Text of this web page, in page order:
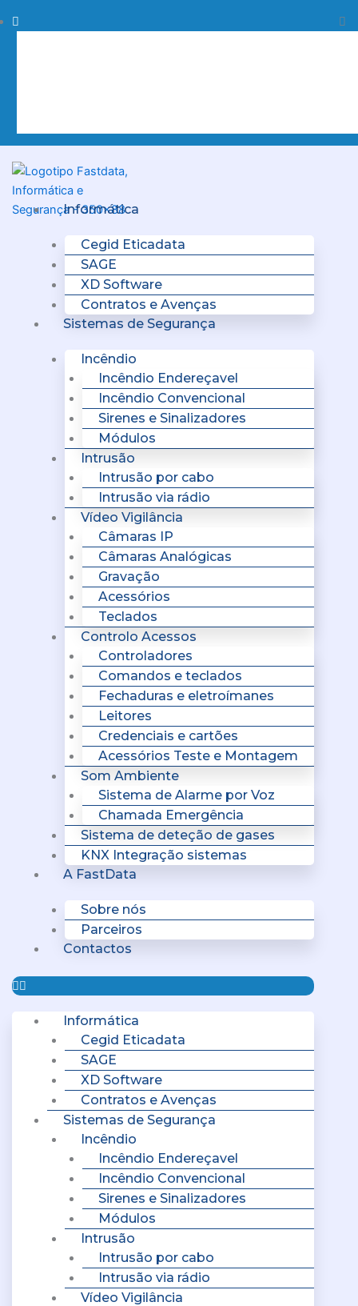
to
Procurar
Informática
Cegid Eticadata
SAGE
XD Software
Contratos e Avenças
Sistemas de Segurança
Incêndio
Incêndio Endereçavel
Incêndio Convencional
Sirenes e Sinalizadores
Módulos
Intrusão
Intrusão por cabo
Intrusão via rádio
Vídeo Vigilância
Câmaras IP
Câmaras Analógicas
Gravação
Acessórios
Teclados
Controlo Acessos
Controladores
Comandos e teclados
Fechaduras e eletroímanes
Leitores
Credenciais e cartões
Acessórios Teste e Montagem
Som Ambiente
Sistema de Alarme por Voz
Chamada Emergência
Sistema de deteção de gases
KNX Integração sistemas
A FastData
Sobre nós
Parceiros
Contactos
Menu
Informática
Cegid Eticadata
SAGE
XD Software
Contratos e Avenças
Sistemas de Segurança
Incêndio
Incêndio Endereçavel
Incêndio Convencional
Sirenes e Sinalizadores
Módulos
Intrusão
Intrusão por cabo
Intrusão via rádio
Vídeo Vigilância